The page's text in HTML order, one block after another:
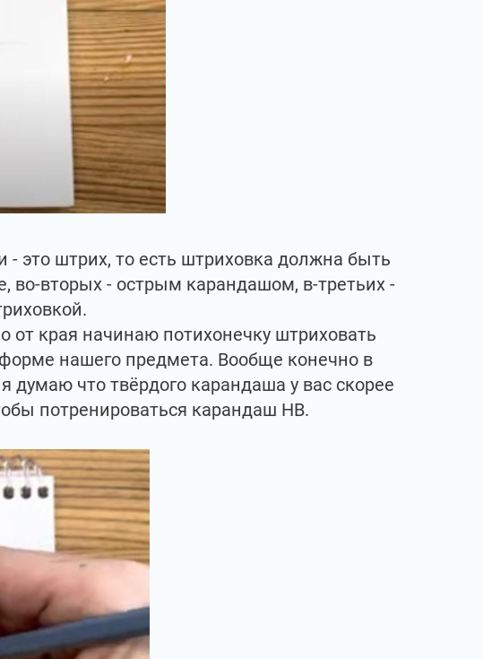
это штрих, то есть штриховка должна быть
во-вторых - острым карандашом, в-третьих -
края начинаю потихонечку штриховать
нашего предмета. Вообще конечно в
что твёрдого карандаша у вас скорее
потренироваться карандаш HB.